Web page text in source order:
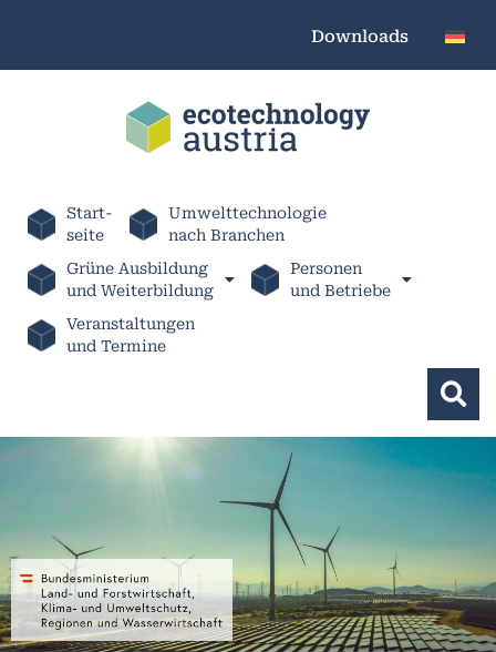
Downloads
Start-
seite
Umwelttechnologie
nach Branchen
Grüne Ausbildung
und Weiterbildung
Personen
und Betriebe
Veranstaltungen
und Termine